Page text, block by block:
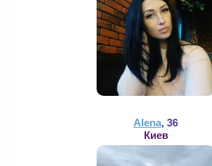
Alena, 36
Киев